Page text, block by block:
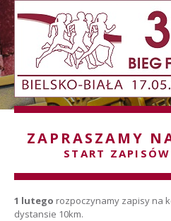
ZAPRASZAMY
START
1 lutego rozpoczynamy zapisy na
dystansie 10km.